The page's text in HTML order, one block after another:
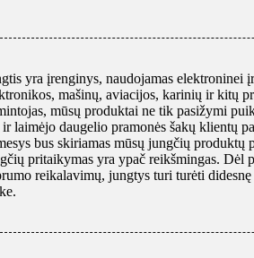
yra įrenginys, naudojamas elektroninei
mašinų, aviacijos, karinių ir kitų
mūsų produktai ne tik pasižymi
ir laimėjo daugelio pramonės šakų klientų
bus skiriamas mūsų jungčių
pritaikymas yra ypač reikšmingas. Dėl
reikalavimų, jungtys turi turėti